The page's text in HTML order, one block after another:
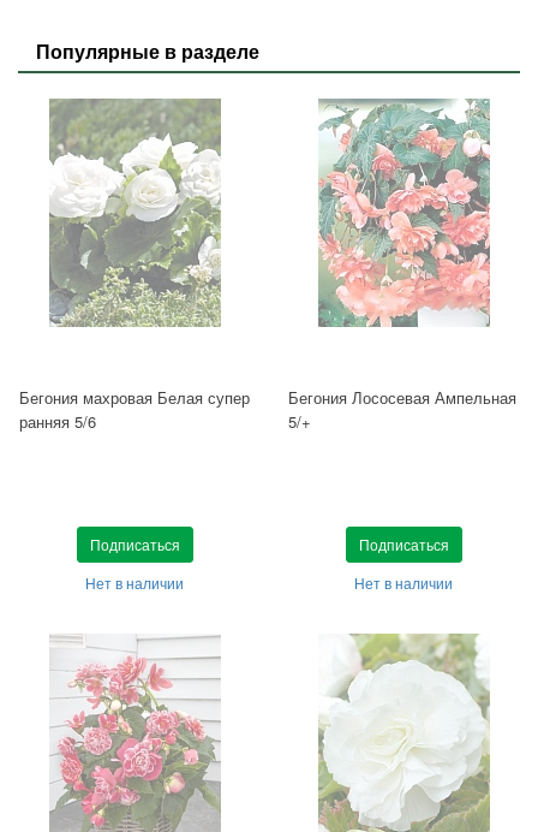
Популярные в разделе
Бегония махровая Белая супер
ранняя 5/6
Подписаться
Нет в наличии
Бегония Лососевая Ампельная
5/+
Подписаться
Нет в наличии